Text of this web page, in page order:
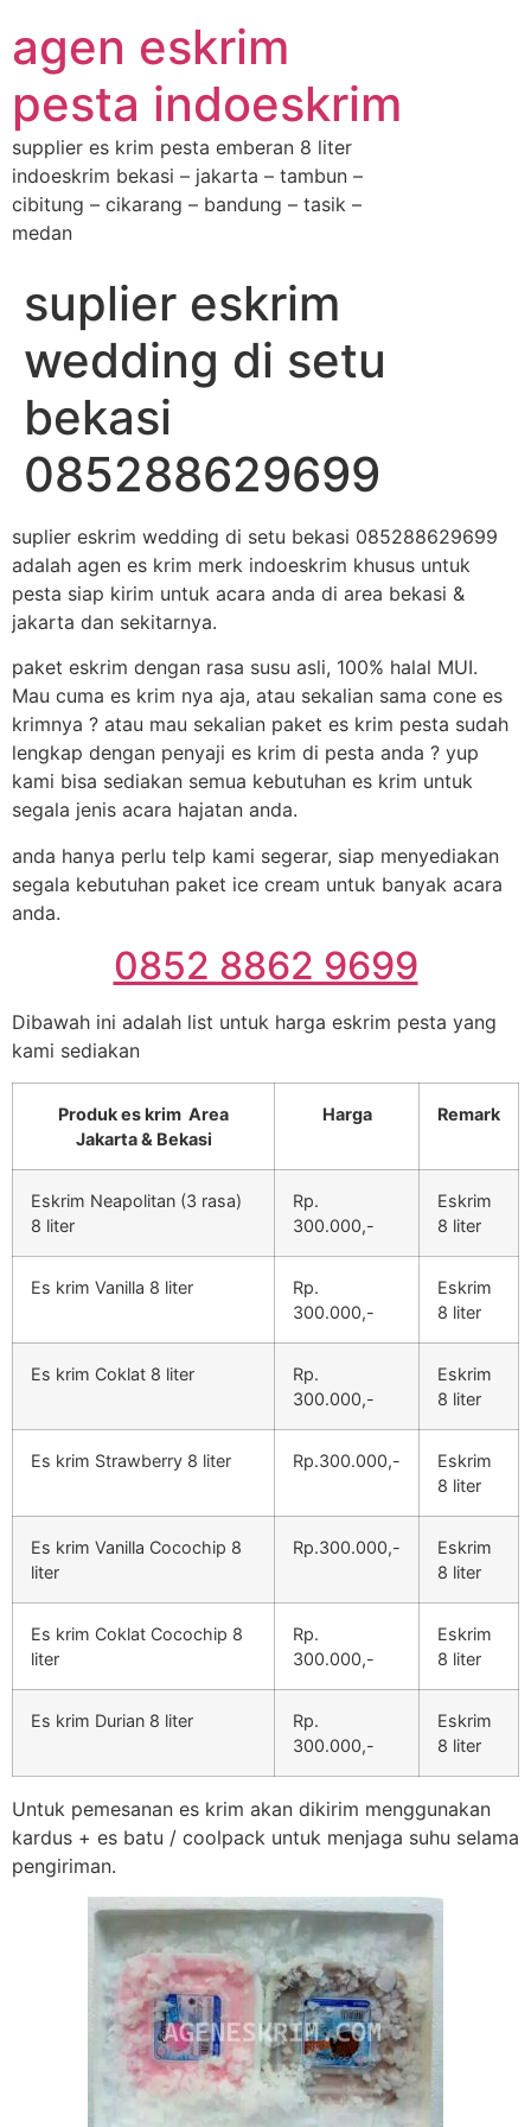
agen eskrim
pesta indoeskrim
supplier es krim pesta emberan 8 liter
indoeskrim bekasi – jakarta – tambun –
cibitung – cikarang – bandung – tasik –
medan
suplier eskrim
wedding di setu
bekasi
085288629699
suplier eskrim wedding di setu bekasi 085288629699
adalah agen es krim merk indoeskrim khusus untuk
pesta siap kirim untuk acara anda di area bekasi &
jakarta dan sekitarnya.
paket eskrim dengan rasa susu asli, 100% halal MUI.
Mau cuma es krim nya aja, atau sekalian sama cone es
krimnya ? atau mau sekalian paket es krim pesta sudah
lengkap dengan penyaji es krim di pesta anda ? yup
kami bisa sediakan semua kebutuhan es krim untuk
segala jenis acara hajatan anda.
anda hanya perlu telp kami segerar, siap menyediakan
segala kebutuhan paket ice cream untuk banyak acara
anda.
0852 8862 9699
Dibawah ini adalah list untuk harga eskrim pesta yang
kami sediakan
Produk es krim Area
Jakarta & Bekasi
Harga Remark
Eskrim Neapolitan (3 rasa)
8 liter
Rp.
300.000,-
Eskrim
8 liter
Es krim Vanilla 8 liter
Rp.
300.000,-
Eskrim
8 liter
Es krim Coklat 8 liter
Rp.
300.000,-
Eskrim
8 liter
Es krim Strawberry 8 liter Rp.300.000,-
Eskrim
8 liter
Es krim Vanilla Cocochip 8
liter
Rp.300.000,-
Eskrim
8 liter
Es krim Coklat Cocochip 8
liter
Rp.
300.000,-
Eskrim
8 liter
Es krim Durian 8 liter
Rp.
300.000,-
Eskrim
8 liter
Untuk pemesanan es krim akan dikirim menggunakan
kardus + es batu / coolpack untuk menjaga suhu selama
pengiriman.